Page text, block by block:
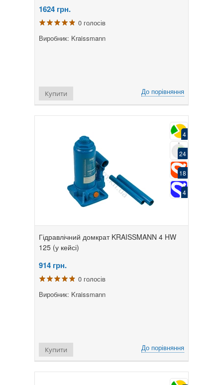
1624 грн.
0 голосів
Виробник: Kraissmann
До порівняння
Купити
4
24
18
4
Гідравлічний домкрат KRAISSMANN 4 HW
125 (у кейсі)
914 грн.
0 голосів
Виробник: Kraissmann
До порівняння
Купити